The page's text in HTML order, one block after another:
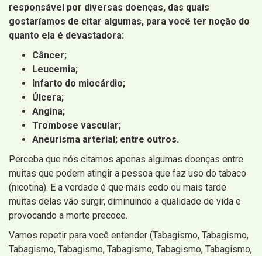
responsável por diversas doenças, das quais
gostaríamos de citar algumas, para você ter noção do
quanto ela é devastadora:
Câncer;
Leucemia;
Infarto do miocárdio;
Úlcera;
Angina;
Trombose vascular;
Aneurisma arterial; entre outros.
Perceba que nós citamos apenas algumas doenças entre
muitas que podem atingir a pessoa que faz uso do tabaco
(nicotina). E a verdade é que mais cedo ou mais tarde
muitas delas vão surgir, diminuindo a qualidade de vida e
provocando a morte precoce.
Vamos repetir para você entender (Tabagismo, Tabagismo,
Tabagismo, Tabagismo, Tabagismo, Tabagismo, Tabagismo,